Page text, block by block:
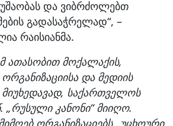
და ვიბრძოლებთ
გადასაჭრელად“, –
რაისიანმა.
ათასობით მოქალაქის,
და მედიის
მიუხედავად, საქართველოს
„რუსული კანონი“ მიიღო.
ორგანიზაციებს „უცხოური